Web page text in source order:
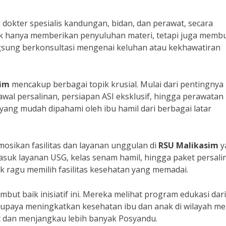
spesialis kandungan, bidan, dan perawat, secara
memberikan penyuluhan materi, tetapi juga
berkonsultasi mengenai keluhan atau kekhawatiran
mencakup berbagai topik krusial. Mulai dari pentingnya
persalinan, persiapan ASI eksklusif, hingga perawatan
mudah dipahami oleh ibu hamil dari berbagai latar
fasilitas dan layanan unggulan di RSU Malikasim
layanan USG, kelas senam hamil, hingga paket
memilih fasilitas kesehatan yang memadai.
baik inisiatif ini. Mereka melihat program edukasi
meningkatkan kesehatan ibu dan anak di wilayah
menjangkau lebih banyak Posyandu.